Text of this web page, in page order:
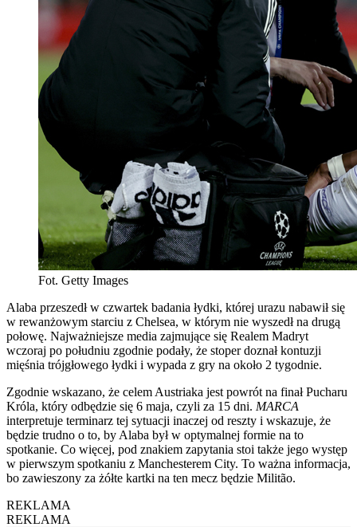
Fot. Getty Images
Alaba przeszedł w czwartek badania łydki, której urazu nabawił się
w rewanżowym starciu z Chelsea, w którym nie wyszedł na drugą
połowę. Najważniejsze media zajmujące się Realem Madryt
wczoraj po południu zgodnie podały, że stoper doznał kontuzji
mięśnia trójgłowego łydki i wypada z gry na około 2 tygodnie.
Zgodnie wskazano, że celem Austriaka jest powrót na finał Pucharu
Króla, który odbędzie się 6 maja, czyli za 15 dni. MARCA
interpretuje terminarz tej sytuacji inaczej od reszty i wskazuje, że
będzie trudno o to, by Alaba był w optymalnej formie na to
spotkanie. Co więcej, pod znakiem zapytania stoi także jego występ
w pierwszym spotkaniu z Manchesterem City. To ważna informacja,
bo zawieszony za żółte kartki na ten mecz będzie Militão.
REKLAMA
REKLAMA